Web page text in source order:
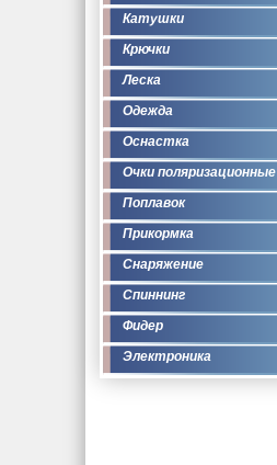
Катушки
Крючки
Леска
Одежда
Оснастка
Очки поляризационные
Поплавок
Прикормка
Снаряжение
Спиннинг
Фидер
Электроника